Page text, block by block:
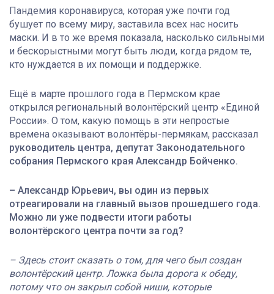
Пандемия коронавируса, которая уже почти год
бушует по всему миру, заставила всех нас носить
маски. И в то же время показала, насколько сильными
и бескорыстными могут быть люди, когда рядом те,
кто нуждается в их помощи и поддержке.
Ещё в марте прошлого года в Пермском крае
открылся региональный волонтёрский центр «Единой
России». О том, какую помощь в эти непростые
времена оказывают волонтёры-пермякам, рассказал
руководитель центра, депутат Законодательного
собрания Пермского края Александр Бойченко.
– Александр Юрьевич, вы один из первых
отреагировали на главный вызов прошедшего года.
Можно ли уже подвести итоги работы
волонтёрского центра почти за год?
– Здесь стоит сказать о том, для чего был создан
волонтёрский центр. Ложка была дорога к обеду,
потому что он закрыл собой ниши, которые